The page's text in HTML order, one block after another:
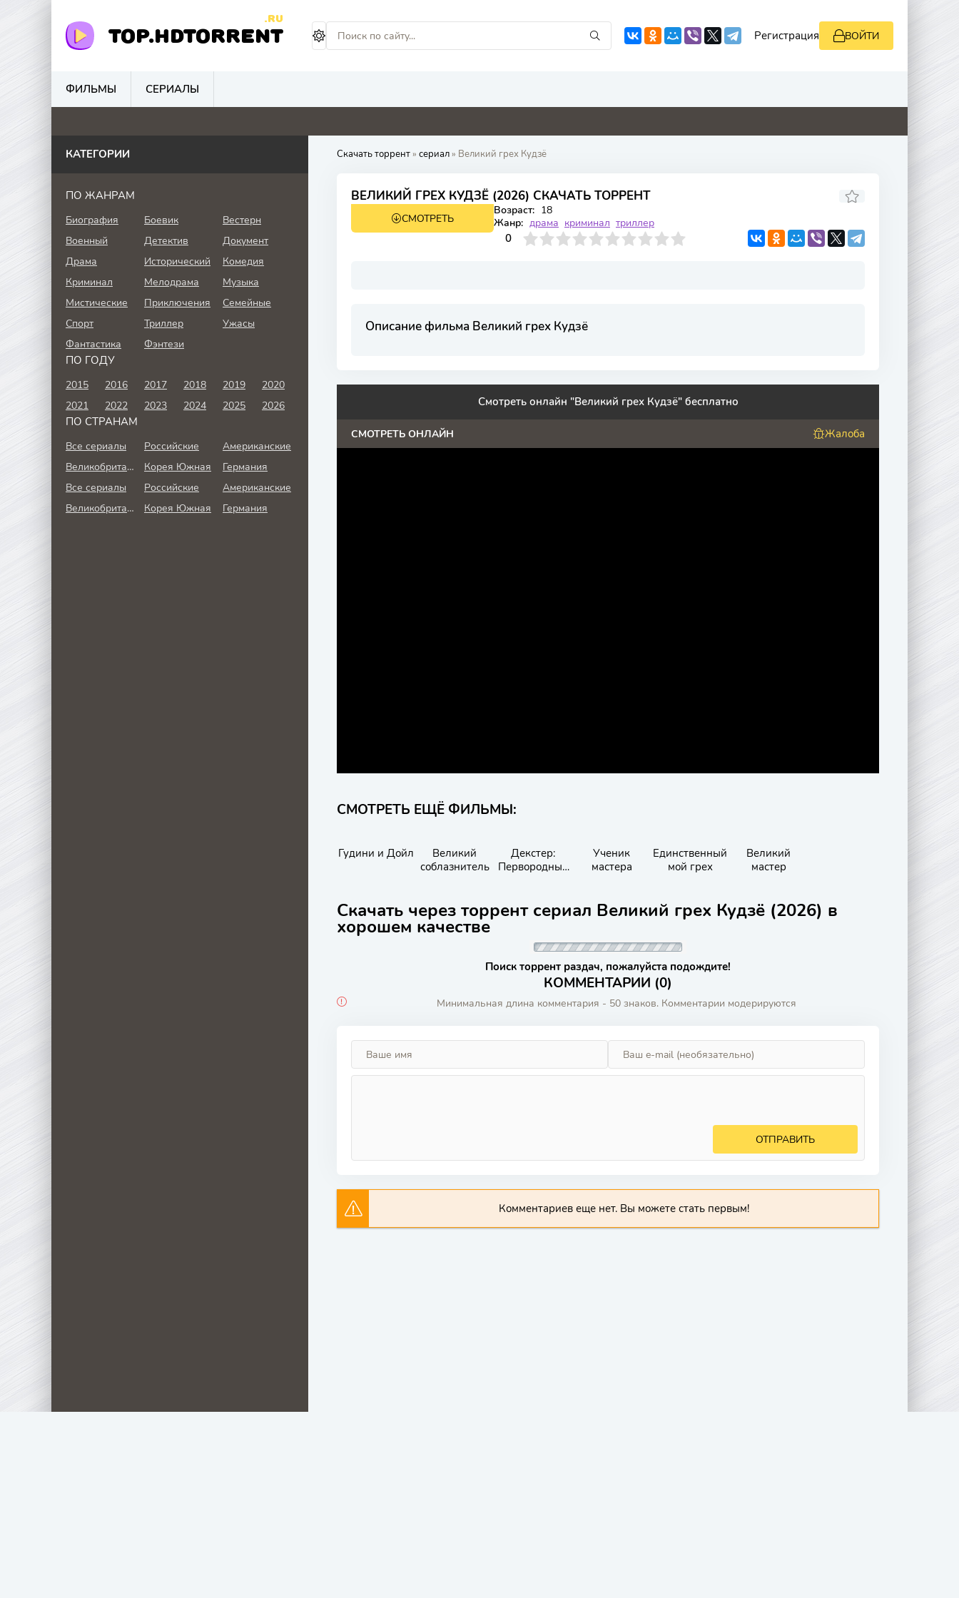
TOP.HDTORRENT
.RU
Регистрация ВОЙТИ
ФИЛЬМЫ СЕРИАЛЫ
0 0 4.8 0 9 0 0 0 0 0 0
Скачать торрент» сериал» Великий грех Кудзё
ВЕЛИКИЙ ГРЕХ КУДЗЁ (2026) СКАЧАТЬ ТОРРЕНТ
1 сезон 10 серияСМОТРЕТЬ
Возраст: 18
Жанр: драма криминал триллер
0
4 6 7 8 9 10
Описание фильма Великий грех Кудзё
Смотреть онлайн "Великий грех Кудзё" бесплатно
СМОТРЕТЬ ОНЛАЙН Жалоба
СМОТРЕТЬ ЕЩЁ ФИЛЬМЫ:
Гудини и Дойл
Великий
соблазнитель
Декстер:
Первородный
Ученик
мастера
Единственный
мой грех
Великий
мастер
Скачать через торрент сериал Великий грех Кудзё (2026) в
хорошем качестве
Поиск торрент раздач, пожалуйста подождите!
КОММЕНТАРИИ (0)
Минимальная длина комментария - 50 знаков. Комментарии модерируются
ОТПРАВИТЬ
Комментариев еще нет. Вы можете стать первым!
КАТЕГОРИИ
ПО ЖАНРАМ
Биография Боевик
Вестерн
Военный
Детектив
Документ
Драма
Исторический
Комедия
Криминал
Мелодрама
Музыка
Мистические
Приключения
Семейные
Спорт
Триллер
Ужасы
Фантастика
Фэнтези
ПО ГОДУ
2015 2016 2017 2018 2019
2020
2021
2022 2023 2024 2025 2026
ПО СТРАНАМ
Все сериалы Российские
Американские
Великобритания
Корея Южная
Германия
Все сериалы
Российские
Американские
Великобритания
Корея Южная Германия